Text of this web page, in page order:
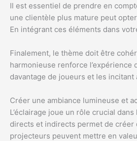
Il est essentiel de prendre en
une clientèle plus mature peut
En intégrant ces éléments dans
Finalement, le thème doit être
harmonieuse renforce
davantage de joueurs et les incitant
Créer une ambiance lumineuse et
L’éclairage joue un rôle crucial
directs et indirects permet de créer
projecteurs peuvent mettre en